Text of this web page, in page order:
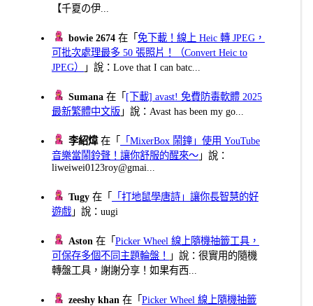
【千夏の伊...
bowie 2674 在「免下載！線上 Heic 轉 JPEG，
可批次處理最多 50 張照片！（Convert Heic to
JPEG）
」說：Love that I can batc...
Sumana 在「 [下載] avast! 免費防毒軟體 2025
最新繁體中文版 」說：Avast has been my go...
李紹煒在「
「MixerBox 鬧鐘」使用 YouTube
音樂當鬧鈴聲！讓你舒服的醒來～ 」說：
liweiwei0123roy@gmai...
Tugy 在「
「打地鼠學唐詩」讓你長智慧的好
遊戲 」說：uugi
Aston 在「Picker Wheel 線上隨機抽籤工具，
可保存多個不同主題輪盤！
」說：很實用的隨機
轉盤工具，謝謝分享！如果有西...
zeeshy khan 在「Picker Wheel 線上隨機抽籤